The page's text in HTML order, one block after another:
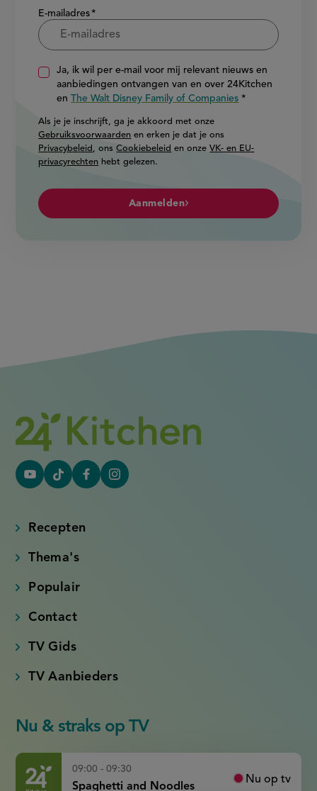
E-mailadres
Ja, ik wil per e-mail voor mij relevant nieuws en
aanbiedingen ontvangen van en over 24Kitchen
enThe Walt Disney Family of Companies
Als je je inschrijft, ga je akkoord met onze
Gebruiksvoorwaarden en erken je dat je ons
Privacybeleid , onsCookiebeleid en onzeVK- en EU-
privacyrechten hebt gelezen.
Aanmelden
YouTube
link)
Tiktok
link)
FacebookInstagram
Recepten
Thema's
Populair
Contact
TV Gids
TV Aanbieders
Nu & straks op TV
09:00 - 09:30
Spaghetti and Noodles
Nu op tv